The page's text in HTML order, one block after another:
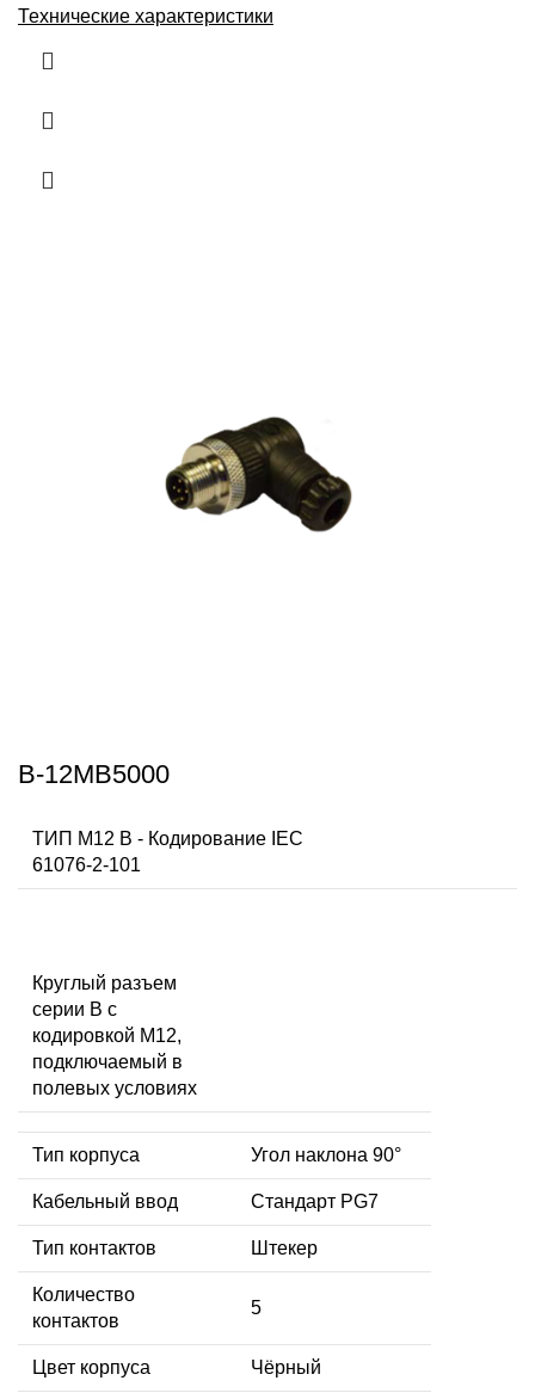
Технические характеристики
B-12MB5000
ТИП M12 В - Кодирование IEC
61076-2-101
Круглый разъем
серии B с
кодировкой M12,
подключаемый в
полевых условиях
Тип корпуса Угол наклона 90°
Кабельный ввод Стандарт PG7
Тип контактов Штекер
Количество
контактов
5
Цвет корпуса Чёрный